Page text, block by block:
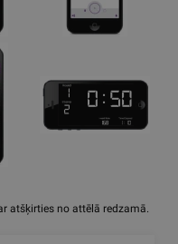
atšķirties no attēlā redzamā.